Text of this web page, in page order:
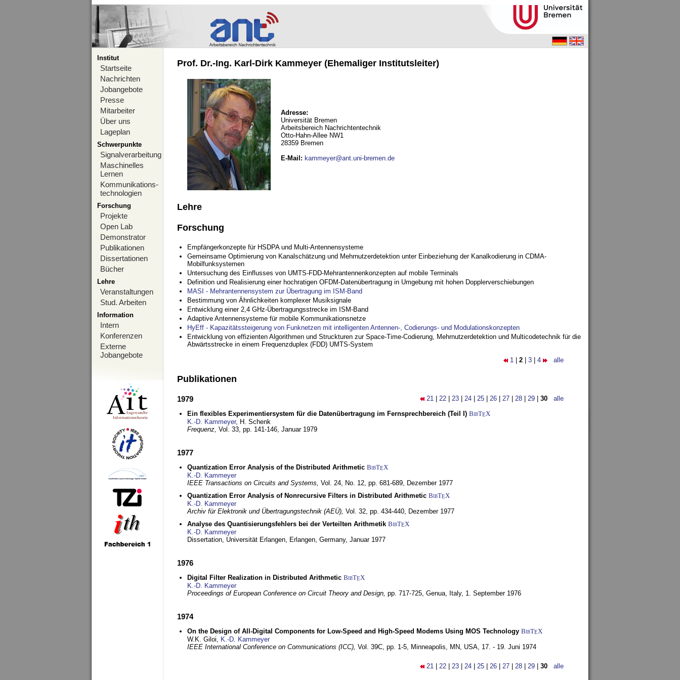
Institut
Startseite
Nachrichten
Jobangebote
Presse
Mitarbeiter
Über uns
Lageplan
Schwerpunkte
Signalverarbeitung
Maschinelles
Lernen
Kommunikations-
technologien
Forschung
Projekte
Open Lab
Demonstrator
Publikationen
Dissertationen
Bücher
Lehre
Veranstaltungen
Stud. Arbeiten
Information
Intern
Konferenzen
Externe
Jobangebote
Prof. Dr.-Ing. Karl-Dirk Kammeyer (Ehemaliger Institutsleiter)
Adresse:
Universität Bremen
Arbeitsbereich Nachrichtentechnik
Otto-Hahn-Allee NW1
28359 Bremen
E-Mail : kammeyer@ant.uni-bremen.de
Lehre
Forschung
Empfängerkonzepte für HSDPA und Multi-Antennensysteme
Gemeinsame Optimierung von Kanalschätzung und Mehrnutzerdetektion unter Einbeziehung der Kanalkodierung in CDMA-
Mobilfunksystemen
Untersuchung des Einflusses von UMTS-FDD-Mehrantennenkonzepten auf mobile Terminals
Definition und Realisierung einer hochratigen OFDM-Datenübertragung in Umgebung mit hohen Dopplerverschiebungen
MASI - Mehrantennensystem zur Übertragung im ISM-Band
Bestimmung von Ähnlichkeiten komplexer Musiksignale
Entwicklung einer 2,4 GHz-Übertragungsstrecke im ISM-Band
Adaptive Antennensysteme für mobile Kommunikationsnetze
HyEff - Kapazitätssteigerung von Funknetzen mit intelligenten Antennen-, Codierungs- und Modulationskonzepten
Entwicklung von effizienten Algorithmen und Struckturen zur Space-Time-Codierung, Mehrnutzerdetektion und Multicodetechnik für die
Abwärtsstrecke in einem Frequenzduplex (FDD) UMTS-System
1 2 3 4 alle
Publikationen
21 22 23 24 25 26 27 28 29 30 alle
1979
Ein flexibles Experimentiersystem für die Datenübertragung im Fernsprechbereich (Teil I) BibTEX
K.-D. Kammeyer, H. Schenk
Frequenz, Vol. 33, pp. 141-146, Januar 1979
1977
Quantization Error Analysis of the Distributed Arithmetic BibTEX
K.-D. Kammeyer
IEEE Transactions on Circuits and Systems, Vol. 24, No. 12, pp. 681-689, Dezember 1977
Quantization Error Analysis of Nonrecursive Filters in Distributed Arithmetic BibTEX
K.-D. Kammeyer
Archiv für Elektronik und Übertragungstechnik (AEÜ), Vol. 32, pp. 434-440, Dezember 1977
Analyse des Quantisierungsfehlers bei der Verteilten Arithmetik BibTEX
K.-D. Kammeyer
Dissertation, Universität Erlangen, Erlangen, Germany, Januar 1977
1976
Digital Filter Realization in Distributed Arithmetic BibTEX
K.-D. Kammeyer
Proceedings of European Conference on Circuit Theory and Design, pp. 717-725, Genua, Italy, 1. September 1976
1974
On the Design of All-Digital Components for Low-Speed and High-Speed Modems Using MOS Technology BibTEX
W.K. Giloi, K.-D. Kammeyer
IEEE International Conference on Communications (ICC), Vol. 39C, pp. 1-5, Minneapolis, MN, USA, 17. - 19. Juni 1974
21 22 23 24 25 26 27 28 29 30 alle